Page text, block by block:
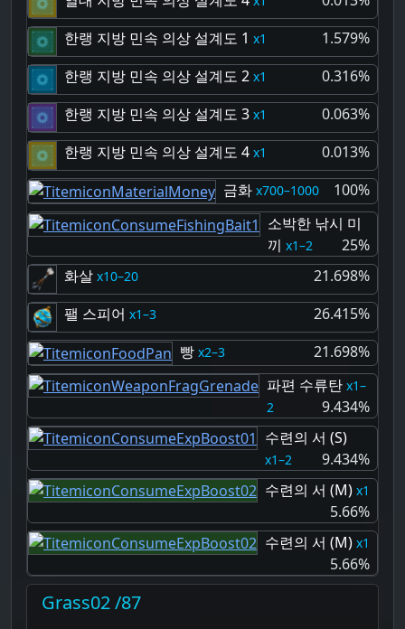
한랭 지방 민속 의상 설계도 1
1
1.579%
한랭 지방 민속 의상 설계도 2
1
0.316%
한랭 지방 민속 의상 설계도 3
1
0.063%
한랭 지방 민속 의상 설계도 4
1
0.013%
금화 700–1000
100%
소박한 낚시 미
끼
1–2
25%
화살
10–20
21.698%
팰 스피어
1–3
26.415%
빵 2–3
21.698%
파편 수류탄
1–
2
9.434%
수련의 서 (S)
1–2
9.434%
수련의 서 (M)
1
5.66%
수련의 서 (M)
1
5.66%
Grass02 /87